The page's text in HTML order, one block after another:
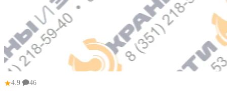
★4.9 46